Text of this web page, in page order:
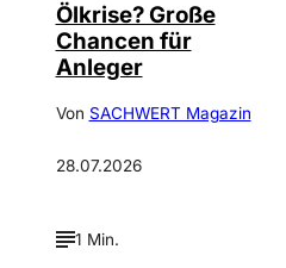
Ölkrise? Große
Chancen für
Anleger
Von SACHWERT Magazin
28.07.2026
1 Min.